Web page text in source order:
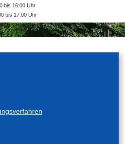
16:00 Uhr
17:00 Uhr
Informationen: Bau und Planung